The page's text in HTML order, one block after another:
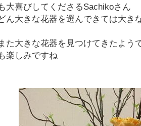
大喜びしてくださるSachikoさん
ん大きな花器を選んできては大き
た大きな花器を見つけてきたよう
楽しみですね